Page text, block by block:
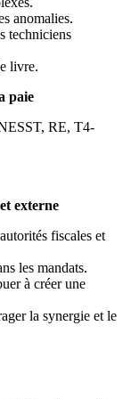
anomalies.
techniciens
livre.
paie
RE, T4-
externe
fiscales et
les mandats.
à créer une
la synergie et le